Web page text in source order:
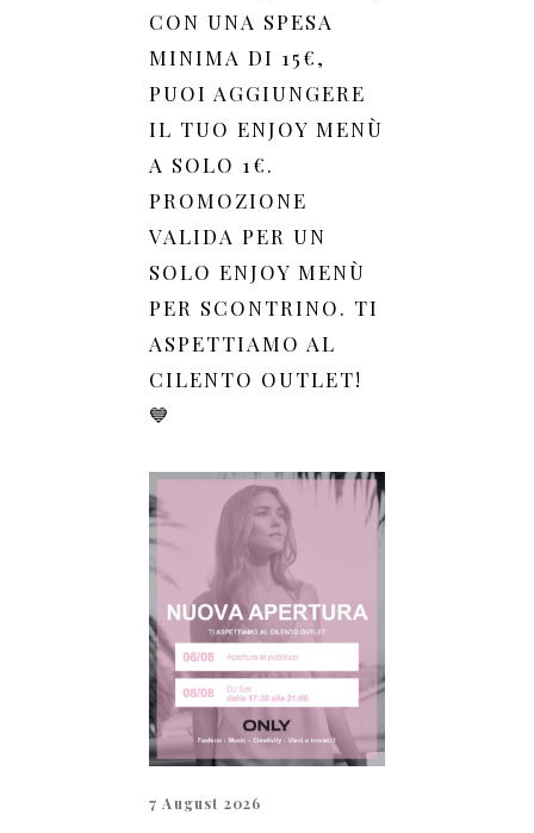
CON UNA SPESA
MINIMA DI 15€,
PUOI AGGIUNGERE
IL TUO ENJOY MENÙ
A SOLO 1€.
PROMOZIONE
VALIDA PER UN
SOLO ENJOY MENÙ
PER SCONTRINO. TI
ASPETTIAMO AL
CILENTO OUTLET!
💙
7 August 2026